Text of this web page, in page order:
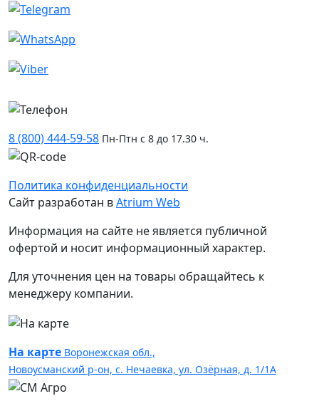
8 (800) 444-59-58 Пн-Птн с 8 до 17.30 ч.
Политика конфиденциальности
Сайт разработан вAtrium Web
Информация на сайте не является публичной
офертой и носит информационный характер.
Для уточнения цен на товары обращайтесь к
менеджеру компании.
На карте Воронежская обл.,
Новоусманский р-он, с. Нечаевка, ул. Озёрная, д. 1/1А